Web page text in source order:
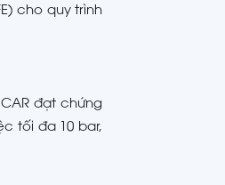
cho quy trình
đạt chứng
tối đa 10 bar,